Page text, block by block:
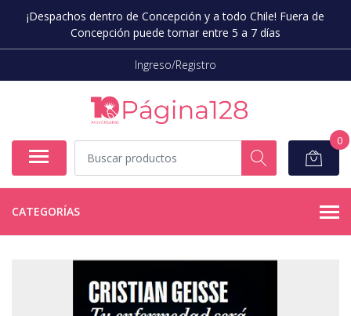
¡Despachos dentro de Concepción y a todo Chile! Fuera de
Concepción puede tomar entre 5 a 7 días
Ingreso/Registro
0
CATEGORÍAS